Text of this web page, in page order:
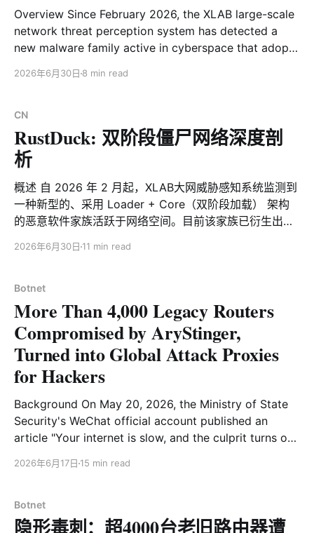
Redis、Docker、MCP、K8s 等多种服务的 RCE * AI 服
务定向收割：通过 Shodan 搜集
Overview Since February 2026, the XLAB large-scale
network threat perception system has detected a
new malware family active in cyberspace that adopts
Currently, the family has spawned multiple variants,
of large-scale Distributed Denial-of-Service (DDoS)
attacks. It
2026年6月30日 8 min read
CN
RustDuck: 双阶段僵尸网络深度剖
析
概述 自 2026 年 2 月起，XLAB大网威胁感知系统监测到
一种新型的、采用 Loader + Core（双阶段加载） 架构
的恶意软件家族活跃于网络空间。目前该家族已衍生出多
（DDoS）攻击。并具备较强的跨平台适配与持续演化能
力尚不及部分主流僵尸网络，但其技术演进速度值得重点
关注。研究发现，该家族正在经历从 C 语言向 Rust 语言
的全面技术转型，其对抗防御和流量加密的手段也在疯狂
迭代。基于其技术栈从C转向Rust语言和早期核心
Payload加密编码3个duckdns的C2域名的特点，我们将
其命名为RustDuck。 样本传播方面，该家族样本的传播
式以弱口令爆破（Telnet/SSH）与多类 RCE 漏洞利用为
主，涉及 Android ADB、TVT API、Ruijie、TP-Link、
2026年6月30日 11 min read
Botnet
More Than 4,000 Legacy Routers
Compromised by AryStinger,
Turned into Global Attack Proxies
for Hackers
Background On May 20, 2026, the Ministry of State
Security's WeChat official account published an
article "Your internet is slow, and the culprit turns out
becoming a key entry point for threat actors to
2026年6月17日 15 min read
Botnet
隐形毒刺：超4000台老旧路由器遭